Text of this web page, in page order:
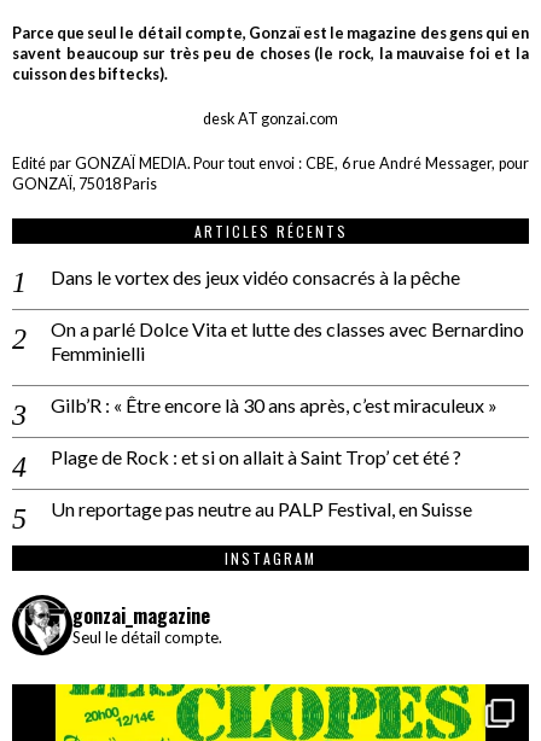
Parce que seul le détail compte, Gonzaï est le magazine des gens qui en
savent beaucoup sur très peu de choses (le rock, la mauvaise foi et la
cuisson des biftecks).
desk AT gonzai.com
Edité par GONZAÏ MEDIA. Pour tout envoi : CBE, 6 rue André Messager, pour
GONZAÏ, 75018 Paris
ARTICLES RÉCENTS
Dans le vortex des jeux vidéo consacrés à la pêche
On a parlé Dolce Vita et lutte des classes avec Bernardino
Femminielli
Gilb’R : « Être encore là 30 ans après, c’est miraculeux »
Plage de Rock : et si on allait à Saint Trop’ cet été ?
Un reportage pas neutre au PALP Festival, en Suisse
INSTAGRAM
gonzai_magazine
Seul le détail compte.